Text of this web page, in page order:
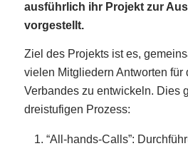
ausführlich ihr Projekt zur
vorgestellt.
Ziel des Projekts ist es,
vielen Mitgliedern Antworten für
Verbandes zu entwickeln. Dies
dreistufigen Prozess:
“All-hands-Calls”: